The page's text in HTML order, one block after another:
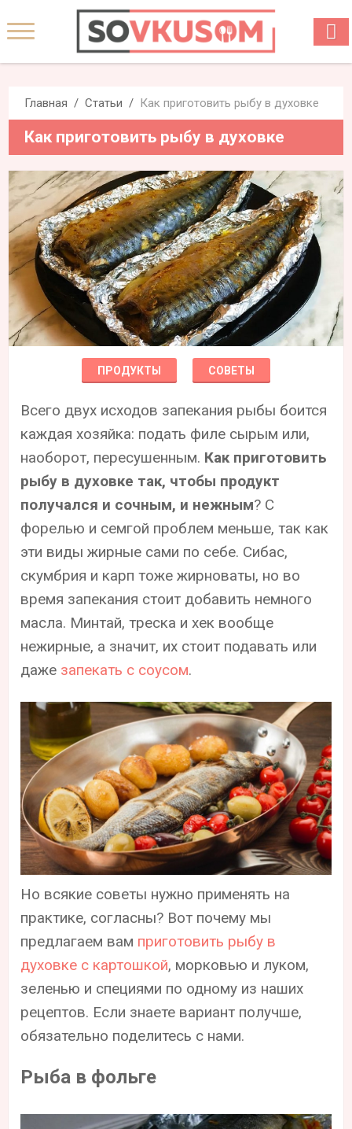
Главная Статьи Как приготовить рыбу в духовке
Как приготовить рыбу в духовке
ПРОДУКТЫ СОВЕТЫ
Всего двух исходов запекания рыбы боится
каждая хозяйка: подать филе сырым или,
наоборот, пересушенным. Как приготовить
рыбу в духовке так, чтобы продукт
получался и сочным, и нежным? С
форелью и семгой проблем меньше, так как
эти виды жирные сами по себе. Сибас,
скумбрия и карп тоже жирноваты, но во
время запекания стоит добавить немного
масла. Минтай, треска и хек вообще
нежирные, а значит, их стоит подавать или
даже запекать с соусом.
Но всякие советы нужно применять на
практике, согласны? Вот почему мы
предлагаем вам приготовить рыбу в
духовке с картошкой, морковью и луком,
зеленью и специями по одному из наших
рецептов. Если знаете вариант получше,
обязательно поделитесь с нами.
Рыба в фольге